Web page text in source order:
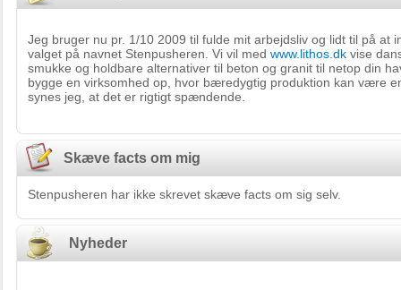
Jeg bruger nu pr. 1/10 2009 til fulde mit arbejdsliv og lidt til på at
valget på navnet Stenpusheren. Vi vil med www.lithos.dk vise
smukke og holdbare alternativer til beton og granit til netop din
bygge en virksomhed op, hvor bæredygtig produktion kan være
synes jeg, at det er rigtigt spændende.
Skæve facts om mig
Stenpusheren har ikke skrevet skæve facts om sig selv.
Nyheder